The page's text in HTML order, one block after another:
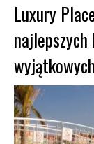
Luxury